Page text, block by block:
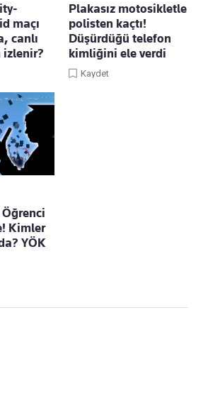
maçı
canlı
izlenir?
Plakasız motosikletle
polisten kaçtı!
Düşürdüğü telefon
kimliğini ele verdi
Kaydet
Kimler
YÖK